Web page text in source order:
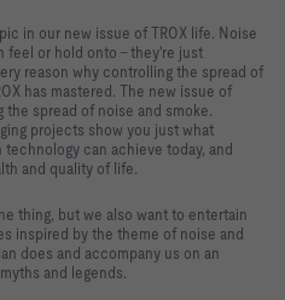
in our new issue of TROX life. Noise
feel or hold onto – they're just
reason why controlling the spread of
has mastered. The new issue of
spread of noise and smoke.
projects show you just what
can achieve today, and
and quality of life.
thing, but we also want to entertain
inspired by the theme of noise and
does and accompany us on an
and legends.